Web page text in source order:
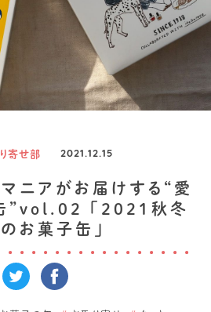
寄せ部 2021.12.15
ニアがお届けする“愛
”vol.02 「2021秋冬
お菓子缶」